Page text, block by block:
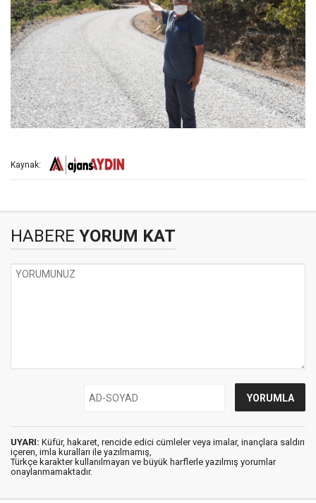
Kaynak:
HABERE YORUM KAT
UYARI: Küfür, hakaret, rencide edici cümleler veya imalar, inançlara saldırı
içeren, imla kuralları ile yazılmamış,
Türkçe karakter kullanılmayan ve büyük harflerle yazılmış yorumlar
onaylanmamaktadır.